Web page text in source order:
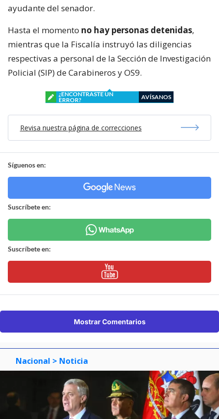
ayudante del senador.
Hasta el momento no hay personas detenidas,
mientras que la Fiscalía instruyó las diligencias
respectivas a personal de la Sección de Investigación
Policial (SIP) de Carabineros y OS9.
¿ENCONTRASTE UN
ERROR?
AVÍSANOS
Revisa nuestra página de correcciones
Síguenos en:
Suscríbete en:
Suscríbete en:
Mostrar Comentarios
Nacional > Noticia